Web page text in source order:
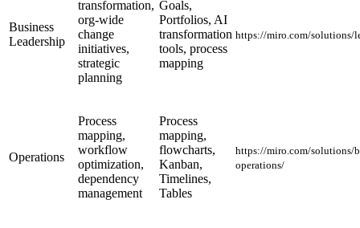
Business
Leadership
transformation,
org-wide
change
initiatives,
strategic
planning
Goals,
Portfolios, AI
transformation
tools, process
mapping
https://miro.com/solutions/
Operations
Process
mapping,
workflow
optimization,
dependency
management
Process
mapping,
flowcharts,
Kanban,
Timelines,
Tables
https://miro.com/solutions/
operations/